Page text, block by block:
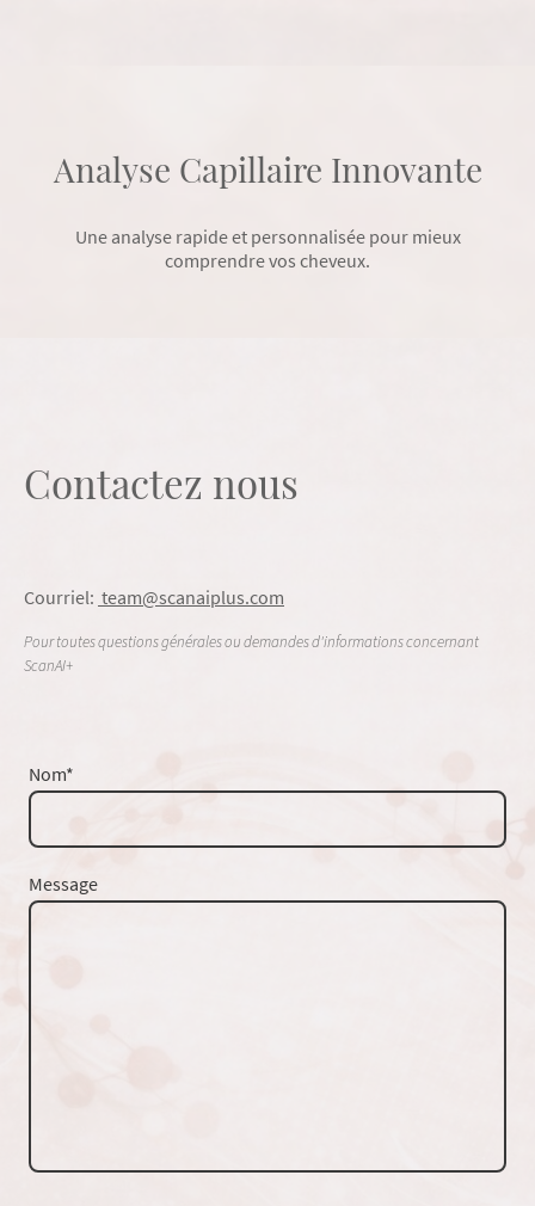
Analyse Capillaire Innovante
Une analyse rapide et personnalisée pour mieux
comprendre vos cheveux.
Contactez nous
Courriel: team@scanaiplus.com
Pour toutes questions générales ou demandes d'informations concernant
ScanAI+
Nom*
Message